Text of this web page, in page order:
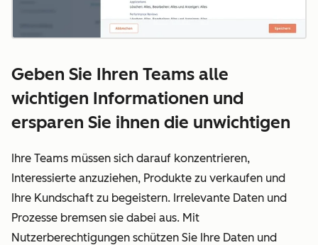
Geben Sie Ihren Teams alle
wichtigen Informationen und
ersparen Sie ihnen die unwichtigen
Ihre Teams müssen sich darauf konzentrieren,
Interessierte anzuziehen, Produkte zu verkaufen und
Ihre Kundschaft zu begeistern. Irrelevante Daten und
Prozesse bremsen sie dabei aus. Mit
Nutzerberechtigungen schützen Sie Ihre Daten und